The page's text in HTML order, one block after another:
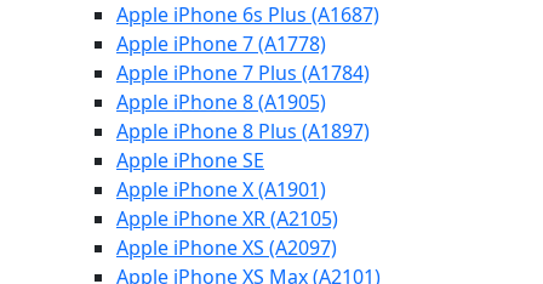
Apple iPhone 6s Plus (A1687)
Apple iPhone 7 (A1778)
Apple iPhone 7 Plus (A1784)
Apple iPhone 8 (A1905)
Apple iPhone 8 Plus (A1897)
Apple iPhone SE
Apple iPhone X (A1901)
Apple iPhone XR (A2105)
Apple iPhone XS (A2097)
Apple iPhone XS Max (A2101)